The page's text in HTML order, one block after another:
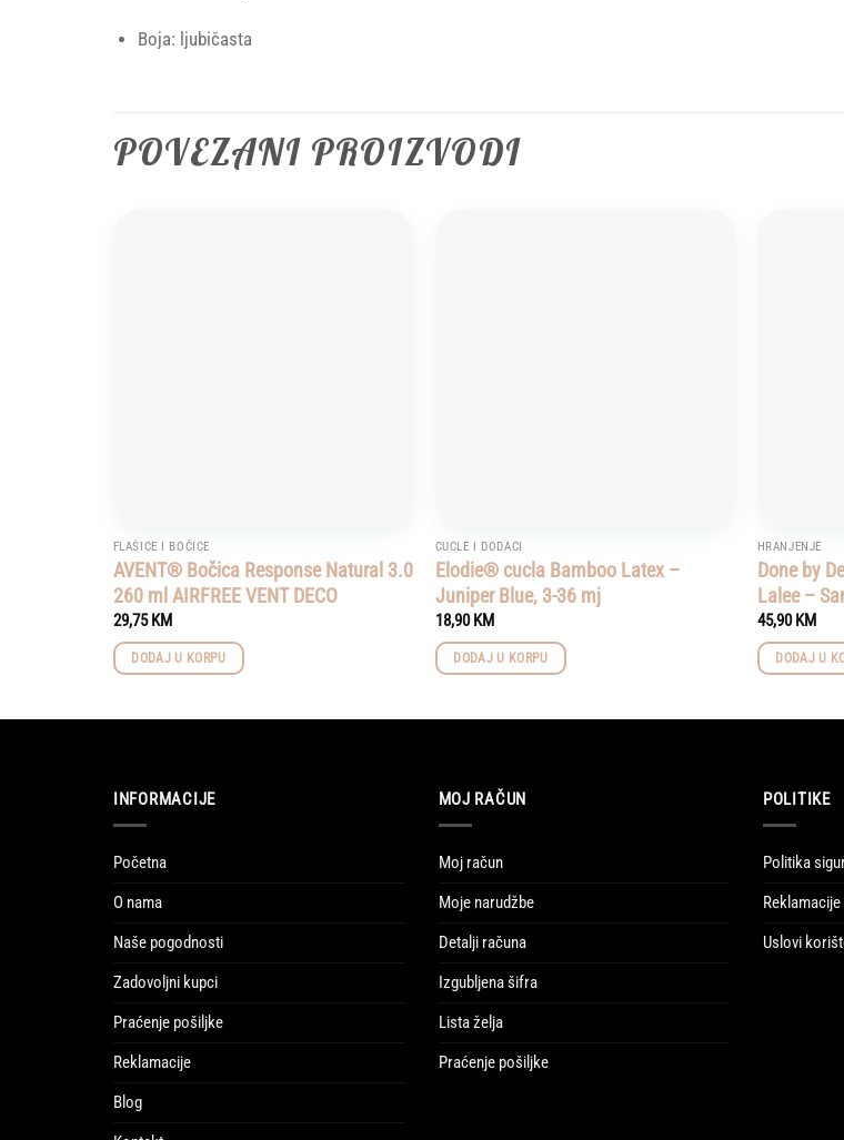
Boja: ljubičasta
POVEZANI PROIZVODI
FLAŠICE I BOČICE
AVENT® Bočica Response Natural 3.0
260 ml AIRFREE VENT DECO
29,75KM
DODAJ U KORPU
CUCLE I DODACI
Elodie® cucla Bamboo Latex –
Juniper Blue, 3-36 mj
18,90KM
DODAJ U KORPU
HRANJENJE
Done by
Lalee –
45,90KM
DODAJ U
INFORMACIJE
Početna
O nama
Naše pogodnosti
Zadovoljni kupci
Praćenje pošiljke
Reklamacije
Blog
MOJ RAČUN
Moj račun
Moje narudžbe
Detalji računa
Izgubljena šifra
Lista želja
Praćenje pošiljke
POLITIKE
Politika
Reklamacije
Uslovi